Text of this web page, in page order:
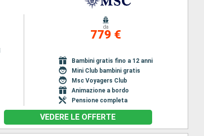
da
779 €
Bambini gratis fino a 12 anni
Mini Club bambini gratis
Msc Voyagers Club
Animazione a bordo
Pensione completa
VEDERE LE OFFERTE